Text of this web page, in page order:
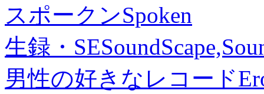
スポークンSpoken
生録・SE
男性の好きなレコード